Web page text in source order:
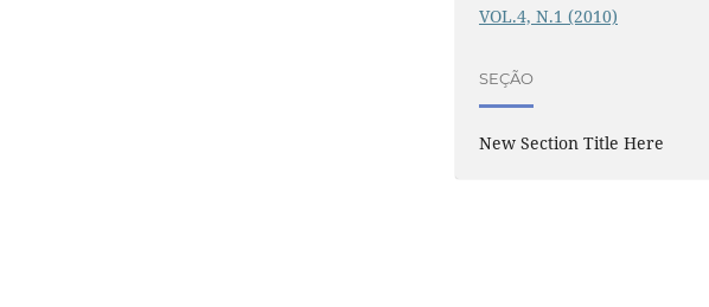
VOL.4, N.1 (2010)
SEÇÃO
New Section Title Here